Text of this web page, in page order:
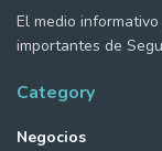
El medio
importantes de
Category
Negocios